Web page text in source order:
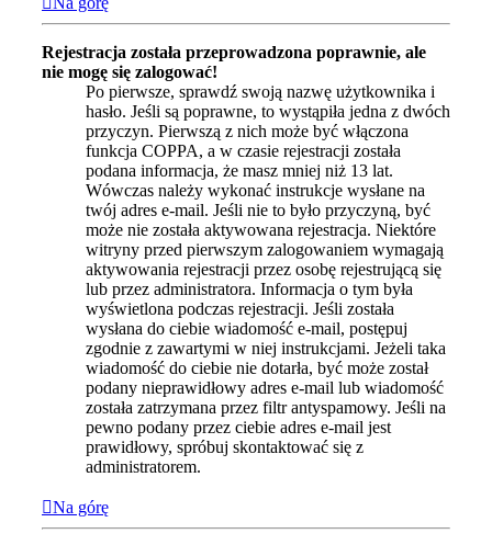
Rejestracja została przeprowadzona poprawnie, ale
nie mogę się zalogować!
Po pierwsze, sprawdź swoją nazwę użytkownika i
hasło. Jeśli są poprawne, to wystąpiła jedna z dwóch
przyczyn. Pierwszą z nich może być włączona
funkcja COPPA, a w czasie rejestracji została
podana informacja, że masz mniej niż 13 lat.
Wówczas należy wykonać instrukcje wysłane na
twój adres e-mail. Jeśli nie to było przyczyną, być
może nie została aktywowana rejestracja. Niektóre
witryny przed pierwszym zalogowaniem wymagają
aktywowania rejestracji przez osobę rejestrującą się
lub przez administratora. Informacja o tym była
wyświetlona podczas rejestracji. Jeśli została
wysłana do ciebie wiadomość e-mail, postępuj
zgodnie z zawartymi w niej instrukcjami. Jeżeli taka
wiadomość do ciebie nie dotarła, być może został
podany nieprawidłowy adres e-mail lub wiadomość
została zatrzymana przez filtr antyspamowy. Jeśli na
pewno podany przez ciebie adres e-mail jest
prawidłowy, spróbuj skontaktować się z
administratorem.
Na górę